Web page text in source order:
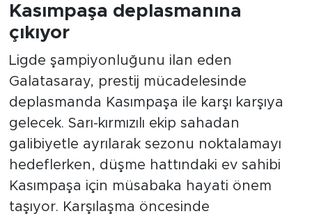
Kasımpaşa deplasmanına
çıkıyor
Ligde şampiyonluğunu ilan eden
Galatasaray, prestij mücadelesinde
deplasmanda Kasımpaşa ile karşı karşıya
gelecek. Sarı-kırmızılı ekip sahadan
galibiyetle ayrılarak sezonu noktalamayı
hedeflerken, düşme hattındaki ev sahibi
Kasımpaşa için müsabaka hayati önem
taşıyor. Karşılaşma öncesinde